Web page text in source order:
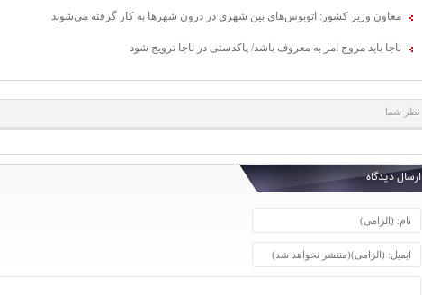
معاون وزیر کشور: اتوبوس‌های بین شهری در درون شهرها به کار گرفته می‌شوند
ناجا باید مروج امر به معروف باشد/ پاکدستی در ناجا ترویج شود
نظر شما
ارسال دیدگاه